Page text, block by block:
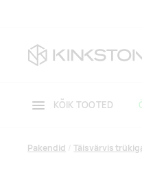
KÕIK TOOTED
Pakendid Täisvärvis